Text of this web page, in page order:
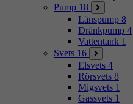
Pump 18
Länspump 8
Dränkpump 4
Vattentank 1
Svets 16
Elsvets 4
Rörsvets 8
Migsvets 1
Gassvets 1